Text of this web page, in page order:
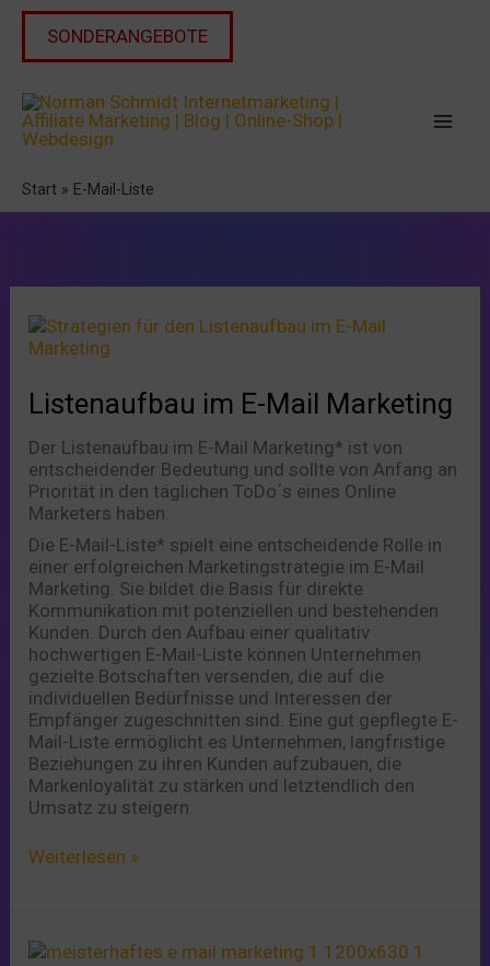
Zum
springen
SONDERANGEBOTE
Start E-Mail-Liste
Listenaufbau im E-Mail Marketing
Der Listenaufbau im E-Mail Marketing* ist von
entscheidender Bedeutung und sollte von Anfang an
Priorität in den täglichen ToDo´s eines Online
Marketers haben.
Die E-Mail-Liste* spielt eine entscheidende Rolle in
einer erfolgreichen Marketingstrategie im E-Mail
Marketing. Sie bildet die Basis für direkte
Kommunikation mit potenziellen und bestehenden
Kunden. Durch den Aufbau einer qualitativ
hochwertigen E-Mail-Liste können Unternehmen
gezielte Botschaften versenden, die auf die
individuellen Bedürfnisse und Interessen der
Empfänger zugeschnitten sind. Eine gut gepflegte E-
Mail-Liste ermöglicht es Unternehmen, langfristige
Beziehungen zu ihren Kunden aufzubauen, die
Markenloyalität zu stärken und letztendlich den
Umsatz zu steigern.
Listenaufbau
im
Mail
Marketing
Weiterlesen »
Die